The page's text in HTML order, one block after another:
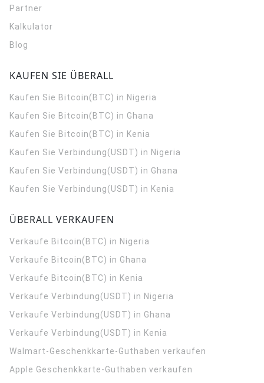
Partner
Kalkulator
Blog
KAUFEN SIE ÜBERALL
Kaufen Sie Bitcoin(BTC) in Nigeria
Kaufen Sie Bitcoin(BTC) in Ghana
Kaufen Sie Bitcoin(BTC) in Kenia
Kaufen Sie Verbindung(USDT) in Nigeria
Kaufen Sie Verbindung(USDT) in Ghana
Kaufen Sie Verbindung(USDT) in Kenia
ÜBERALL VERKAUFEN
Verkaufe Bitcoin(BTC) in Nigeria
Verkaufe Bitcoin(BTC) in Ghana
Verkaufe Bitcoin(BTC) in Kenia
Verkaufe Verbindung(USDT) in Nigeria
Verkaufe Verbindung(USDT) in Ghana
Verkaufe Verbindung(USDT) in Kenia
Walmart-Geschenkkarte-Guthaben verkaufen
Apple Geschenkkarte-Guthaben verkaufen